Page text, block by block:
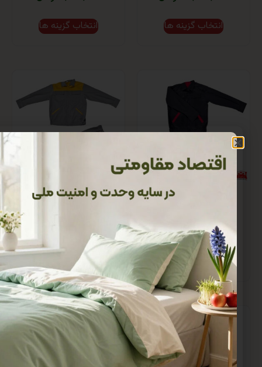
انتخاب گزینه ها
انتخاب گزینه ها
تومان
انتخاب گزینه ها
کاپشن شلوار طوسی
2,300,000 تومان
تومان
انتخاب گزینه ها